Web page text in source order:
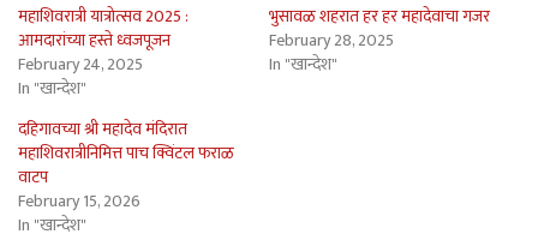
महाशिवरात्री यात्रोत्सव 2025 :
आमदारांच्या हस्ते ध्वजपूजन
February 24, 2025
In "खान्देश"
भुसावळ शहरात हर हर महादेवाचा गजर
February 28, 2025
In "खान्देश"
दहिगावच्या श्री महादेव मंदिरात
महाशिवरात्रीनिमित्त पाच क्विंटल फराळ
वाटप
February 15, 2026
In "खान्देश"